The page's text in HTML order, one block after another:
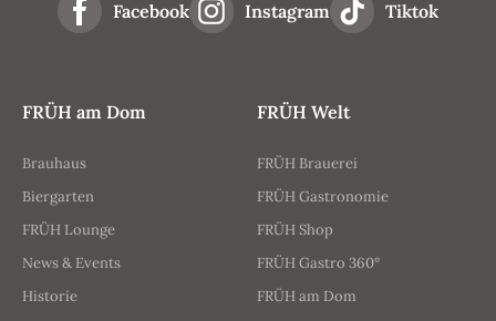
Facebook Instagram Tiktok
FRÜH am Dom
Brauhaus
Biergarten
FRÜH Lounge
News & Events
Historie
FRÜH Welt
FRÜH Brauerei
FRÜH Gastronomie
FRÜH Shop
FRÜH Gastro 360°
FRÜH am Dom